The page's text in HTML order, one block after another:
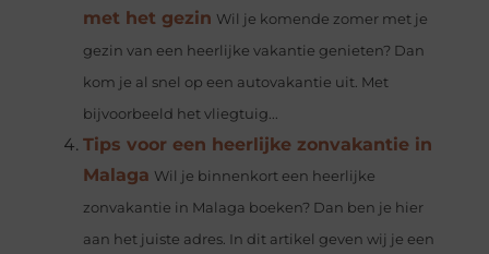
met het gezin Wil je komende zomer met je
gezin van een heerlijke vakantie genieten? Dan
kom je al snel op een autovakantie uit. Met
bijvoorbeeld het vliegtuig...
Tips voor een heerlijke zonvakantie in
Malaga Wil je binnenkort een heerlijke
zonvakantie in Malaga boeken? Dan ben je hier
aan het juiste adres. In dit artikel geven wij je een